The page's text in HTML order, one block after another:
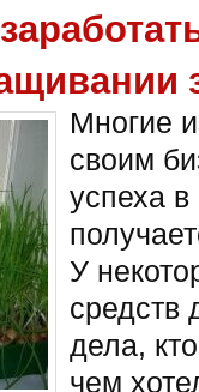
Многие
своим
успеха
У
средств
дела,
чем